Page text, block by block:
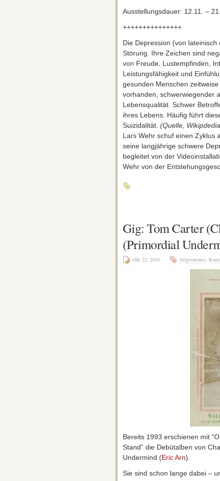
Ausstellungsdauer: 12.11. –
+++++++++++++++
Die Depression (von
Störung. Ihre Zeichen sind
von Freude, Lustempfinden,
Leistungsfähigkeit und
gesunden Menschen
vorhanden, schwerwiegender
Lebensqualität. Schwer
ihres Lebens. Häufig führt
Suizidalität. (Quelle,
Lars Wehr schuf einen Zyklus
seine langjährige schwere
begleitet von der
Wehr von der
Gig: Tom Carter
(Primordial
Okt 22, 2016 Allgemeines,
Bereits 1993 erschienen mit
Stand” die Debütalben von
Undermind (Eric Arn).
Sie sind schon lange dabei –